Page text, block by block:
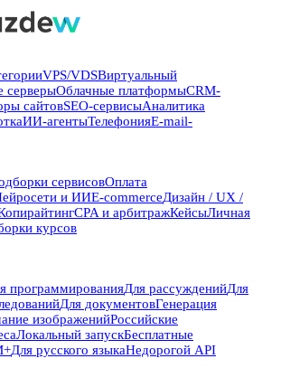
VPS/VDSВиртуальный
серверыОблачные платформыCRM-
сайтовSEO-сервисыАналитика
ИИ-агентыТелефонияE-mail-
сервисовОплата
и ИИE-commerceДизайн / UX /
CPA и арбитражКейсыЛичная
курсов
программированияДля рассужденийДля
Для документовГенерация
изображенийРоссийские
Локальный запускБесплатные
Для русского языкаНедорогой API